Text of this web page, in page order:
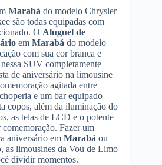
Marabá do modelo Chrysler
são todas equipadas com
O Aluguel de
em Marabá do modelo
com sua cor branca e
SUV completamente
de aniversário na limousine
agitada entre
e um bar equipado
copos, além da iluminação do
as telas de LCD e o potente
Fazer um
aniversário em Marabá ou
as limousines da Vou de Limo
dividir momentos.